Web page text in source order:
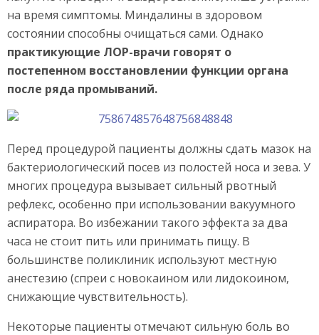
на время симптомы. Миндалины в здоровом
состоянии способны очищаться сами. Однако
практикующие ЛОР-врачи говорят о
постепенном восстановлении функции органа
после ряда промываний.
Перед процедурой пациенты должны сдать мазок на
бактериологический посев из полостей носа и зева. У
многих процедура вызывает сильный рвотный
рефлекс, особенно при использовании вакуумного
аспиратора. Во избежании такого эффекта за два
часа не стоит пить или принимать пищу. В
большинстве поликлиник используют местную
анестезию (спреи с новокаином или лидокоином,
снижающие чувствительность).
Некоторые пациенты отмечают сильную боль во